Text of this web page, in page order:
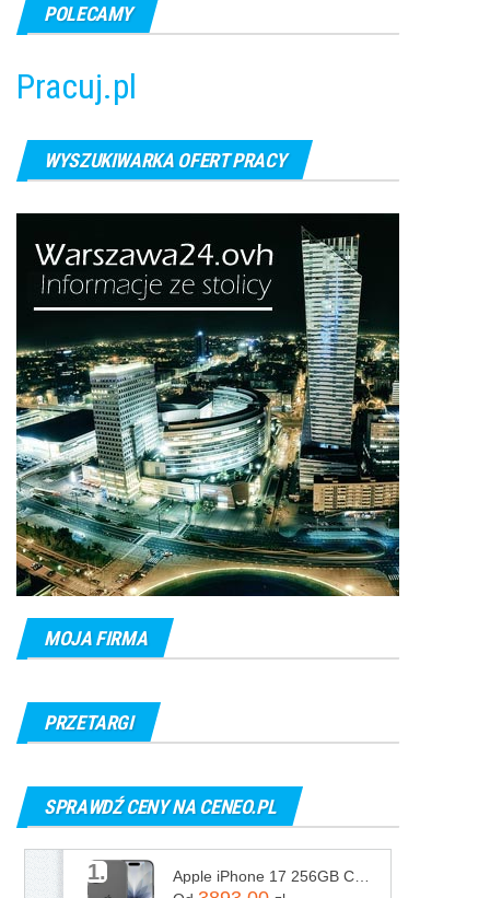
POLECAMY
Pracuj.pl
WYSZUKIWARKA OFERT PRACY
MOJA FIRMA
PRZETARGI
SPRAWDŹ CENY NA CENEO.PL
1.